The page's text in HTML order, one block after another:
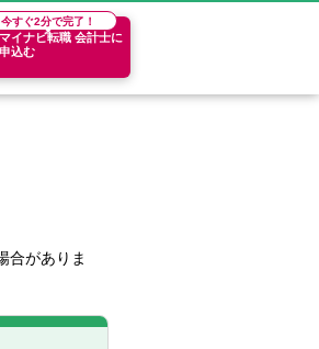
今すぐ2分で完了！
イナビ転職 会計士に
込む
ア診断
合がありま